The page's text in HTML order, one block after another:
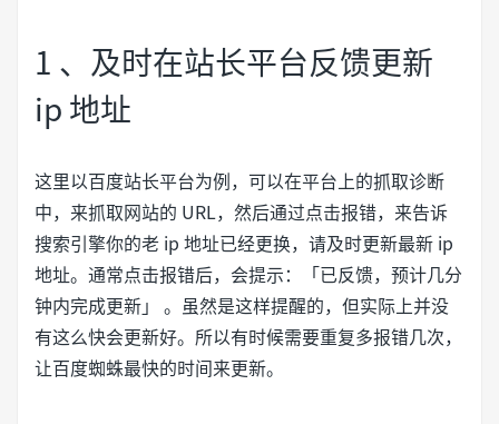
1 、及时在站长平台反馈更新
ip 地址
这里以百度站长平台为例，可以在平台上的抓取诊断
中，来抓取网站的 URL，然后通过点击报错，来告诉
搜索引擎你的老 ip 地址已经更换，请及时更新最新 ip
地址。通常点击报错后，会提示：「已反馈，预计几分
钟内完成更新」 。虽然是这样提醒的，但实际上并没
有这么快会更新好。所以有时候需要重复多报错几次，
让百度蜘蛛最快的时间来更新。